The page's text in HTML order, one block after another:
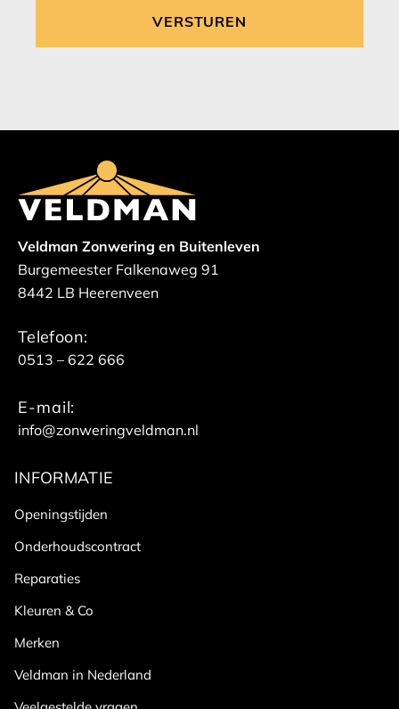
Veldman Zonwering en Buitenleven
Burgemeester Falkenaweg 91
8442 LB Heerenveen
Telefoon:
0513 – 622 666
E-mail:
info@zonweringveldman.nl
INFORMATIE
Openingstijden
Onderhoudscontract
Reparaties
Kleuren & Co
Merken
Veldman in Nederland